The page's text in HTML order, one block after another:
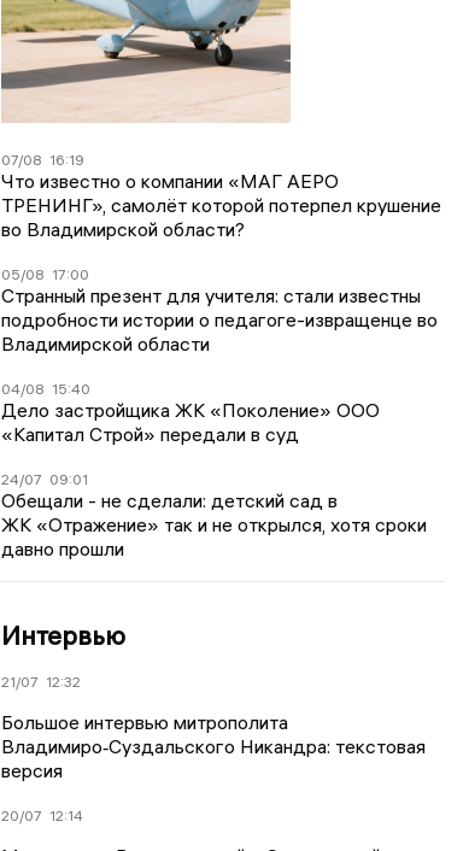
07/08 16:19
Что известно о компании «МАГ АЕРО
ТРЕНИНГ», самолёт которой потерпел крушение
во Владимирской области?
05/08 17:00
Странный презент для учителя: стали известны
подробности истории о педагоге-извращенце во
Владимирской области
04/08 15:40
Дело застройщика ЖК «Поколение» ООО
«Капитал Строй» передали в суд
24/07 09:01
Обещали - не сделали: детский сад в
ЖК «Отражение» так и не открылся, хотя сроки
давно прошли
Интервью
21/07 12:32
Большое интервью митрополита
Владимиро‑Суздальского Никандра: текстовая
версия
20/07 12:14